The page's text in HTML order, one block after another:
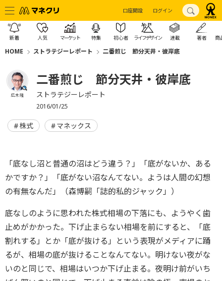
口座開設 ログイン
新着 人気 マーケット 特集 初心者 ライフデザイン 連載 著者 商
HOME ストラテジーレポート 二番煎じ 節分天井・彼岸底
広木 隆
二番煎じ 節分天井・彼岸底
ストラテジーレポート
2016/01/25
株式 マネックス
「底なし沼と普通の沼はどう違う？」「底がないか、ある
かですか？」「底がない沼なんてない。ようは人間の幻想
の有無なんだ」（森博嗣「誌的私的ジャック」）
底なしのように思われた株式相場の下落にも、ようやく歯
止めがかかった。下げ止まらない相場を前にすると、「底
割れする」とか「底が抜ける」という表現がメディアに踊
るが、相場の底が抜けることなんてない。明けない夜がな
いのと同じで、相場はいつか下げ止まる。夜明け前がいち